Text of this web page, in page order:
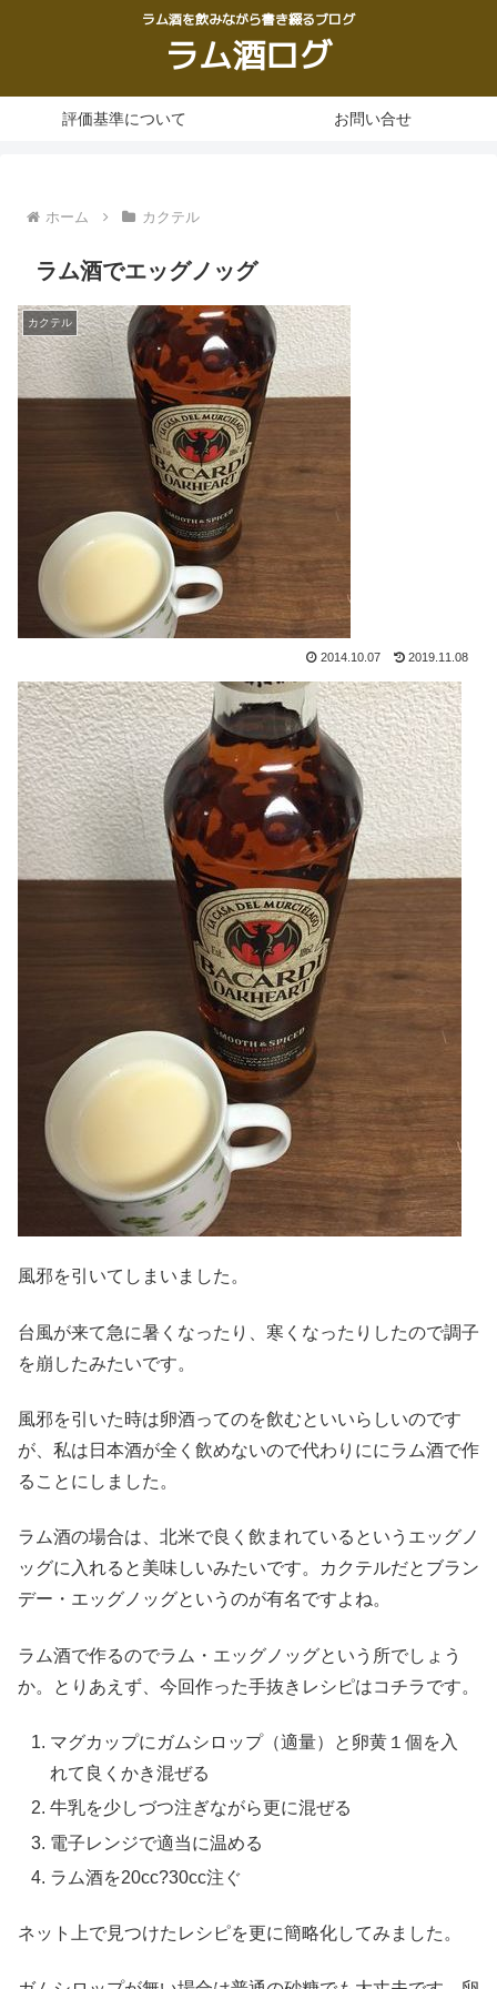
ラム酒を飲みながら書き綴るブログ
ラム酒ログ
評価基準について お問い合せ
ホーム カクテル
ラム酒でエッグノッグ
カクテル
2014.10.07 2019.11.08
風邪を引いてしまいました。
台風が来て急に暑くなったり、寒くなったりしたので調子
を崩したみたいです。
風邪を引いた時は卵酒ってのを飲むといいらしいのです
が、私は日本酒が全く飲めないので代わりににラム酒で作
ることにしました。
ラム酒の場合は、北米で良く飲まれているというエッグノ
ッグに入れると美味しいみたいです。カクテルだとブラン
デー・エッグノッグというのが有名ですよね。
ラム酒で作るのでラム・エッグノッグという所でしょう
か。とりあえず、今回作った手抜きレシピはコチラです。
マグカップにガムシロップ（適量）と卵黄１個を入
れて良くかき混ぜる
牛乳を少しづつ注ぎながら更に混ぜる
電子レンジで適当に温める
ラム酒を20cc?30cc注ぐ
ネット上で見つけたレシピを更に簡略化してみました。